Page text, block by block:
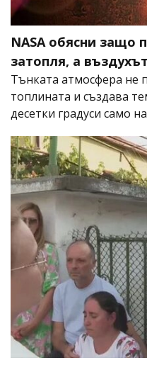
NASA обясни защо
затопля, а
Тънката атмосфера не
топлината и създава
десетки градуси само